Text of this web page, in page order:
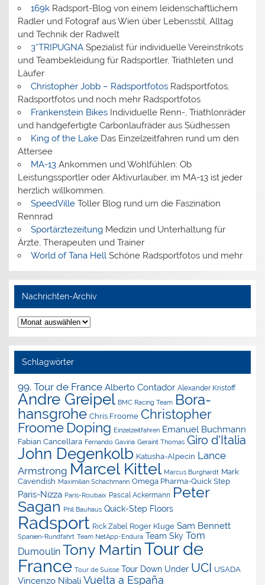
169kRadsport-Blog von einem leidenschaftlichem
Radler und Fotograf aus Wien über Lebensstil, Alltag
und Technik der Radwelt
3*TRIPUGNASpezialist für individuelle Vereinstrikots
und Teambekleidung für Radsportler, Triathleten und
Läufer
Christopher Jobb – RadsportfotosRadsportfotos,
Radsportfotos und noch mehr Radsportfotos
Frankenstein BikesIndividuelle Renn-, Triathlonräder
und handgefertigte Carbonlaufräder aus Südhessen
King of the LakeDas Einzelzeitfahren rund um den
Attersee
MA-13Ankommen und Wohlfühlen: Ob
Leistungssportler oder Aktivurlauber, im MA-13 ist jeder
herzlich willkommen.
SpeedVilleToller Blog rund um die Faszination
Rennrad
SportärztezeitungMedizin und Unterhaltung für
Ärzte, Therapeuten und Trainer
World of Tana HellSchöne Radsportfotos und mehr
Nachrichten-Archiv
Nachrichten-
Archiv
Schlagwörter
99. Tour de France Alberto Contador Alexander Kristoff
Andre Greipel BMC Racing Team Bora-
hansgrohe Chris Froome Christopher
Froome Doping Einzelzeitfahren Emanuel Buchmann
Fabian Cancellara Fernando Gaviria Geraint Thomas Giro d'Italia
John Degenkolb Katusha-Alpecin Lance
Armstrong Marcel Kittel Marcus Burghardt Mark
Cavendish Maximilian Schachmann Omega Pharma-Quick Step
Paris-Nizza Paris-Roubaix Pascal Ackermann Peter
Sagan Phil Bauhaus Quick-Step Floors
Radsport Rick Zabel Roger Kluge Sam Bennett
Spanien-Rundfahrt Team NetApp-Endura Team Sky Tom
Dumoulin Tony Martin Tour de
France Tour de Suisse Tour Down Under UCI USADA
Vincenzo Nibali Vuelta a España